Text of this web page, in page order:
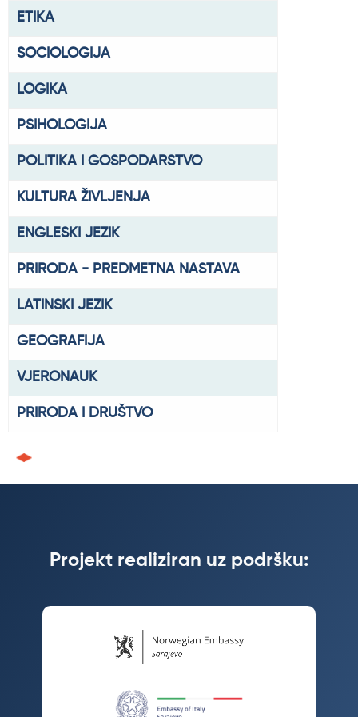
ETIKA
SOCIOLOGIJA
LOGIKA
PSIHOLOGIJA
POLITIKA I GOSPODARSTVO
KULTURA ŽIVLJENJA
ENGLESKI JEZIK
PRIRODA - PREDMETNA NASTAVA
LATINSKI JEZIK
GEOGRAFIJA
VJERONAUK
PRIRODA I DRUŠTVO
Projekt realiziran uz podršku: